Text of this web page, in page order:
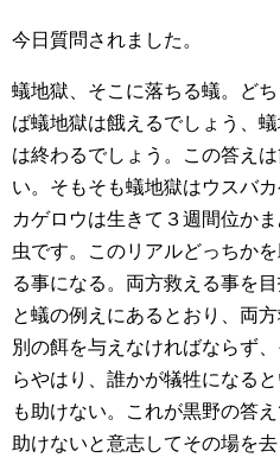
今日質問されました。
蟻地獄、そこに落ちる蟻。ど
ば蟻地獄は餓えるでしょう、
は終わるでしょう。この答え
い。そもそも蟻地獄はウスバ
カゲロウは生きて３週間位か
虫です。このリアルどっちか
る事になる。両方救える事を
と蟻の例えにあるとおり、両
別の餌を与えなければならず
らやはり、誰かが犠牲になる
も助けない。これが黒野の答
助けないと意志してその場を